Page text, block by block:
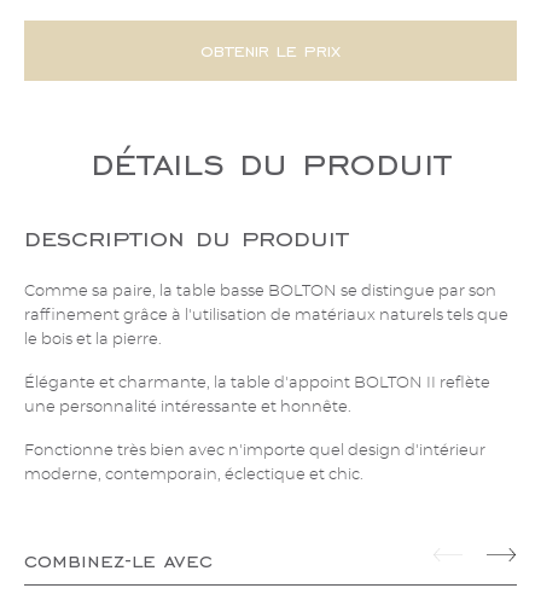
obtenir le prix
détails du produit
description du produit
Comme sa paire, la table basse BOLTON se distingue par son
raffinement grâce à l'utilisation de matériaux naturels tels que
le bois et la pierre.
Élégante et charmante, la table d'appoint BOLTON II reflète
une personnalité intéressante et honnête.
Fonctionne très bien avec n'importe quel design d'intérieur
moderne, contemporain, éclectique et chic.
combinez-le avec